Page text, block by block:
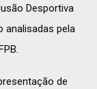
Desportiva
analisadas pela
de